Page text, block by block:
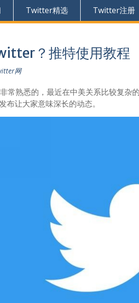
Twitter精选 Twitter注册
？推特使用教程
网
常熟悉的，最近在中美关系比较复杂
布让大家意味深长的动态。